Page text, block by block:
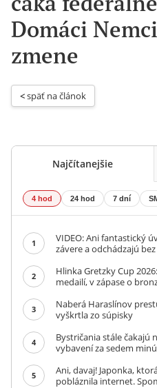
Domáci
zmene
< späť na článok
Najčítanejšie
4 hod 24 hod 7 dní
1
VIDEO: Ani fantastický
závere a odchádzajú
2
Hlinka Gretzky Cup
medailí, v zápase o
3
Naberá Haraslínov
vyškrtla zo súpisky
4
Bystričania stále čakajú
vybavení za sedem
5
Ani, davaj! Japonka,
pobláznila internet.